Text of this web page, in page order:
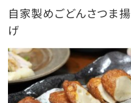
自家製めごどんさつま揚
げ